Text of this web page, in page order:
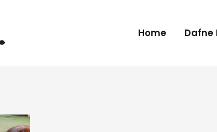
Home Dafne